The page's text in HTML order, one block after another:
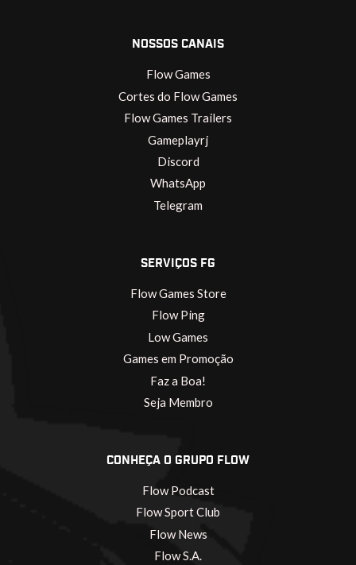
NOSSOS CANAIS
Flow Games
Cortes do Flow Games
Flow Games Trailers
Gameplayrj
Discord
WhatsApp
Telegram
SERVIÇOS FG
Flow Games Store
Flow Ping
Low Games
Games em Promoção
Faz a Boa!
Seja Membro
CONHEÇA O GRUPO FLOW
Flow Podcast
Flow Sport Club
Flow News
Flow S.A.